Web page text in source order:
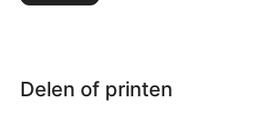
Delen of printen